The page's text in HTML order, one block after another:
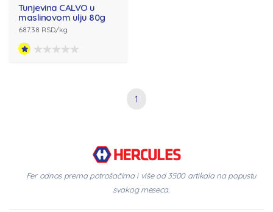
Tunjevina CALVO u
maslinovom ulju 80g
687.38 RSD/kg
1
Fer odnos prema potrošačima i više od 3500 artikala na popustu
svakog meseca.